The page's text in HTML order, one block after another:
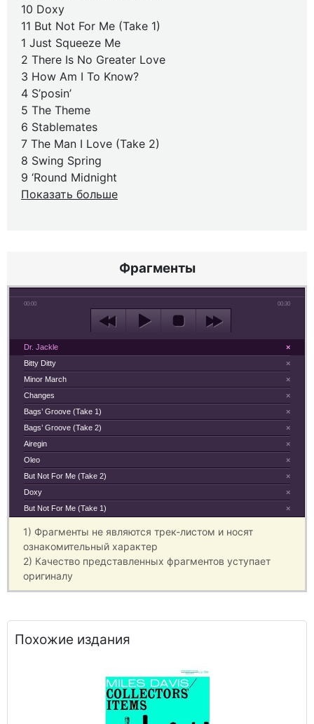
10 Doxy
11 But Not For Me (Take 1)
1 Just Squeeze Me
2 There Is No Greater Love
3 How Am I To Know?
4 S’posin’
5 The Theme
6 Stablemates
7 The Man I Love (Take 2)
8 Swing Spring
9 ‘Round Midnight
Показать больше
Фрагменты
00:00 00:30
×
Dr. Jackle
×
Bitty Ditty
×
Minor March
×
Changes
×
Bags’ Groove (Take 1)
×
Bags’ Groove (Take 2)
×
Airegin
×
Oleo
×
But Not For Me (Take 2)
×
Doxy
×
But Not For Me (Take 1)
1) Фрагменты не являются трек-листом и носят
ознакомительный характер
2) Качество представленных фрагментов уступает
оригиналу
Похожие издания